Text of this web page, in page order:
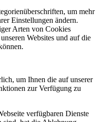
um mehr
Einstellungen ändern.
Arten von Cookies
Websites und auf die
um Ihnen die auf unserer
zur Verfügung zu
verfügbaren Dienste